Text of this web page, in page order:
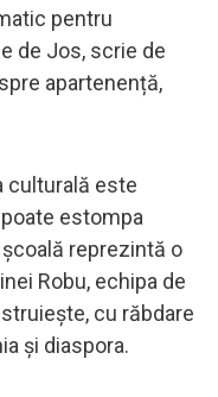
pentru
de Jos, scrie de
apartenență,
culturală este
estompa
reprezintă o
Robu, echipa de
cu răbdare
și diaspora.